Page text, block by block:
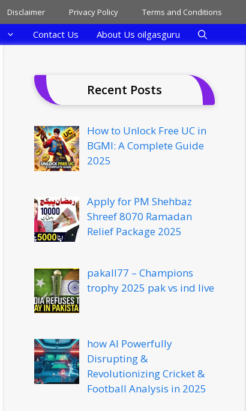
Disclaimer Privacy Policy Terms and Conditions
Contact Us About Us oilgasguru
Recent Posts
How to Unlock Free UC in
BGMI: A Complete Guide
2025
Apply for PM Shehbaz
Shreef 8070 Ramadan
Relief Package 2025
pakall77 – Champions
trophy 2025 pak vs ind live
how AI Powerfully
Disrupting &
Revolutionizing Cricket &
Football Analysis in 2025